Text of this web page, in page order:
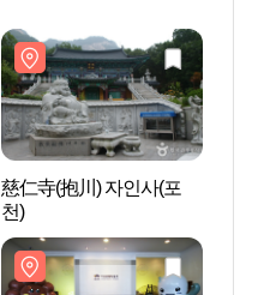
慈仁寺(抱川) 자인사(포
천)